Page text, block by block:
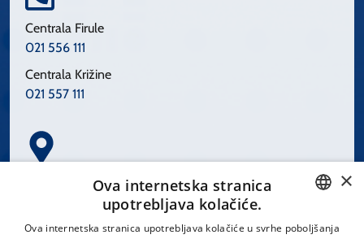
Centrala Firule
021 556 111
Centrala Križine
021 557 111
Spinčićeva 1, 21000 Split
CROATIAN
×
Ova internetska stranica
upotrebljava kolačiće.
Ova internetska stranica upotrebljava kolačiće u svrhe poboljšanja